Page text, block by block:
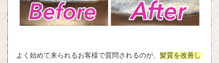
よく始めて来られるお客様で質問されるのが、 髪質を改善し